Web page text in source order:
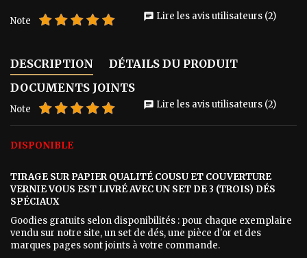
Note chat Lire les avis utilisateurs (2)
DESCRIPTION
DÉTAILS DU PRODUIT
DOCUMENTS JOINTS
Note chat Lire les avis utilisateurs (2)
DISPONIBLE
TIRAGE SUR PAPIER QUALITÉ COUSU ET COUVERTURE
VERNIE VOUS EST LIVRÉ AVEC UN SET DE 3 (TROIS) DÉS
SPÉCIAUX
Goodies gratuits selon disponibilités : pour chaque exemplaire
vendu sur notre site, un set de dés, une pièce d'or et des
marques pages sont joints à votre commande.